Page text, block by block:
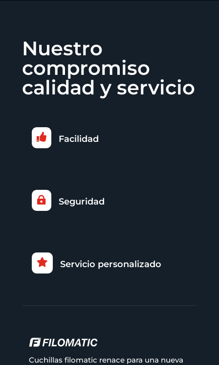
Nuestro
compromiso
calidad y servicio
 Facilidad
 Seguridad
 Servicio personalizado
Cuchillas filomatic renace para una nueva